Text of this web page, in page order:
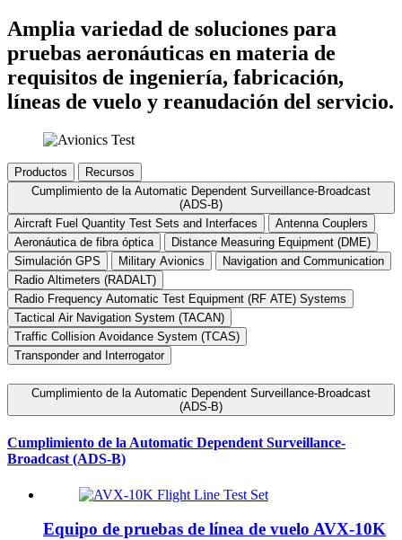
Amplia variedad de soluciones para
pruebas aeronáuticas en materia de
requisitos de ingeniería, fabricación,
líneas de vuelo y reanudación del servicio.
Productos
Recursos
Cumplimiento de la Automatic Dependent Surveillance-Broadcast
(ADS-B)
Aircraft Fuel Quantity Test Sets and Interfaces
Antenna Couplers
Aeronáutica de fibra óptica
Distance Measuring Equipment (DME)
Simulación GPS
Military Avionics
Navigation and Communication
Radio Altimeters (RADALT)
Radio Frequency Automatic Test Equipment (RF ATE) Systems
Tactical Air Navigation System (TACAN)
Traffic Collision Avoidance System (TCAS)
Transponder and Interrogator
Cumplimiento de la Automatic Dependent Surveillance-Broadcast
(ADS-B)
Cumplimiento de la Automatic Dependent Surveillance-
Broadcast (ADS-B)
Equipo de pruebas de línea de vuelo AVX-10K